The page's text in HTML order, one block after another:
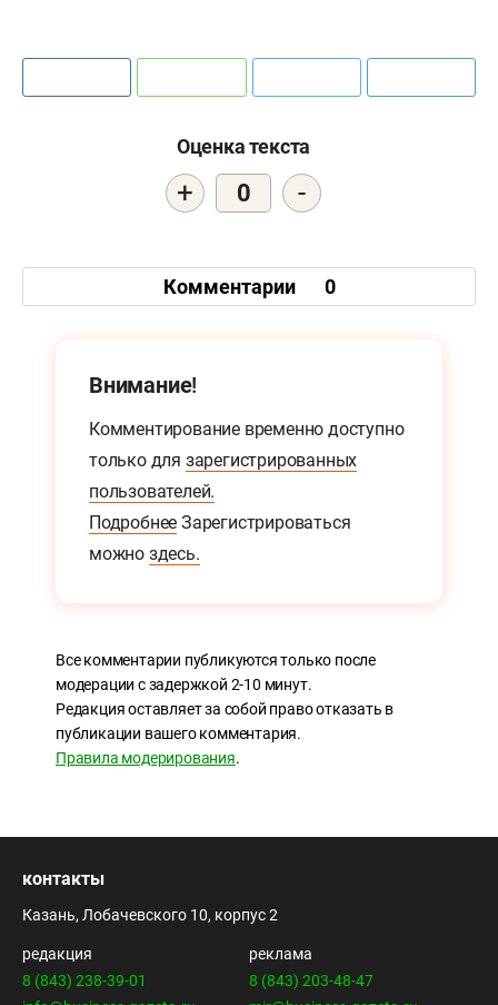
Оценка текста
+ 0 -
Комментарии 0
Внимание!
Комментирование временно доступно
только для зарегистрированных
пользователей.
Подробнее Зарегистрироваться
можно здесь.
Все комментарии публикуются только после
модерации с задержкой 2-10 минут.
Редакция оставляет за собой право отказать в
публикации вашего комментария.
Правила модерирования.
контакты
Казань, Лобачевского 10, корпус 2
редакция
8 (843) 238-39-01
реклама
8 (843) 203-48-47